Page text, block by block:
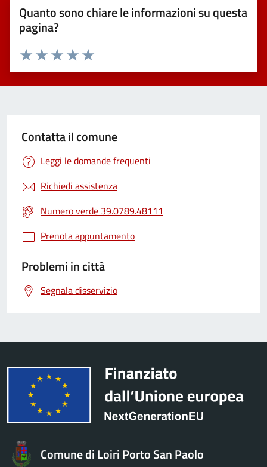
Quanto sono chiare le informazioni su questa
pagina?
Valuta 5 stelle su 5
Valuta 4 stelle su 5
Valuta 3 stelle su 5
Valuta 2 stelle su 5
Valuta 1 stelle su 5
Contatta il comune
Leggi le domande frequenti
Richiedi assistenza
Numero verde 39.0789.48111
Prenota appuntamento
Problemi in città
Segnala disservizio
Comune di Loiri Porto San Paolo